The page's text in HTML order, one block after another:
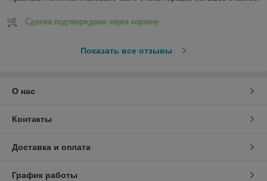
Сделка подтверждена через корзину
Показать все отзывы
О нас
Контакты
Доставка и оплата
График работы